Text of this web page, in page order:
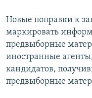
Новые поправки к
маркировать
предвыборные
иностранные
кандидатов,
предвыборные